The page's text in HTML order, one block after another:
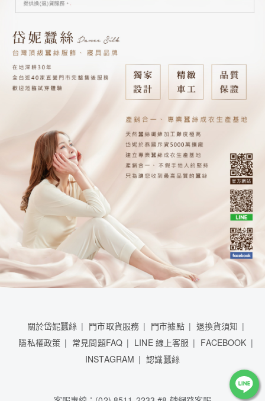
關於岱妮蠶絲 門市取貨服務 門市據點
退換貨須知
隱私權政策
常見問題FAQ LINE 線上客服
FACEBOOK
INSTAGRAM
認識蠶絲